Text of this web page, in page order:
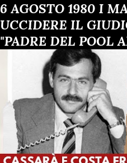
6 AGOSTO 1980 I
UCCIDERE IL
"PADRE DEL POOL